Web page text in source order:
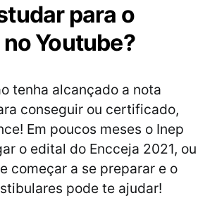
para o
Youtube?
tenha alcançado a nota
conseguir ou certificado,
Em poucos meses o Inep
o edital do Encceja 2021, ou
começar a se preparar e o
pode te ajudar!